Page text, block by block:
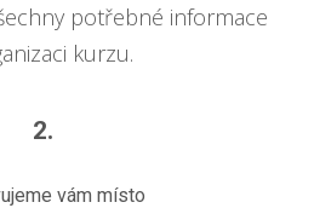
potřebné informace
kurzu.
2.
vám místo